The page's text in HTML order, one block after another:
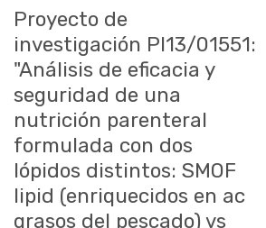
ACCESO PERSONAL
Proyecto de
investigación PI13/01551:
"Análisis de eficacia y
seguridad de una
nutrición parenteral
formulada con dos
lópidos distintos: SMOF
lipid (enriquecidos en ac
grasos del pescado) vs